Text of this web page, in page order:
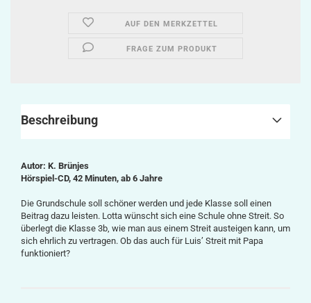
AUF DEN MERKZETTEL
FRAGE ZUM PRODUKT
Beschreibung
Autor: K. Brünjes
Hörspiel-CD, 42 Minuten, ab 6 Jahre
Die Grundschule soll schöner werden und jede Klasse soll einen
Beitrag dazu leisten. Lotta wünscht sich eine Schule ohne Streit. So
überlegt die Klasse 3b, wie man aus einem Streit austeigen kann, um
sich ehrlich zu vertragen. Ob das auch für Luis’ Streit mit Papa
funktioniert?